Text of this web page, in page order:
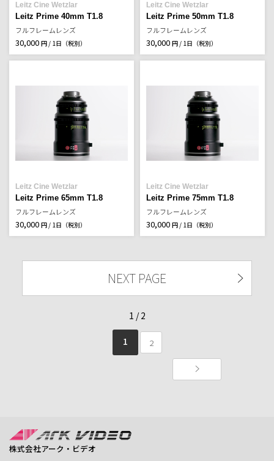
Leitz Cine Wetzlar
Leitz Prime 40mm T1.8
フルフレームレンズ
30,000 円 / 1日（税別）
Leitz Cine Wetzlar
Leitz Prime 50mm T1.8
フルフレームレンズ
30,000 円 / 1日（税別）
Leitz Cine Wetzlar
Leitz Prime 65mm T1.8
フルフレームレンズ
30,000 円 / 1日（税別）
Leitz Cine Wetzlar
Leitz Prime 75mm T1.8
フルフレームレンズ
30,000 円 / 1日（税別）
NEXT PAGE
1 / 2
1 2
株式会社アーク・ビデオ